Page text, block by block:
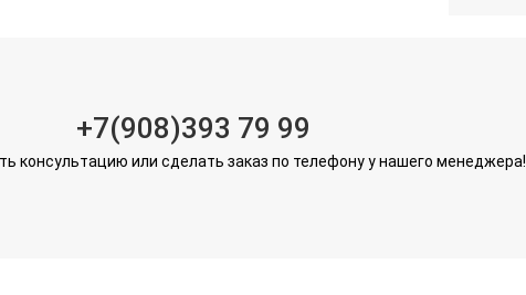
+7(908)393 79 99
консультацию или сделать заказ по телефону у нашего менеджера!